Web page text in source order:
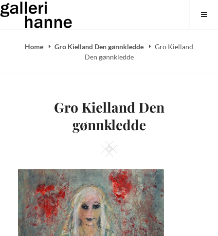
Skip
toGalleri Hanne
Home Gro Kielland Den gønnkledde
Gro Kielland
Den gønnkledde
Gro Kielland Den
gønnkledde
Square